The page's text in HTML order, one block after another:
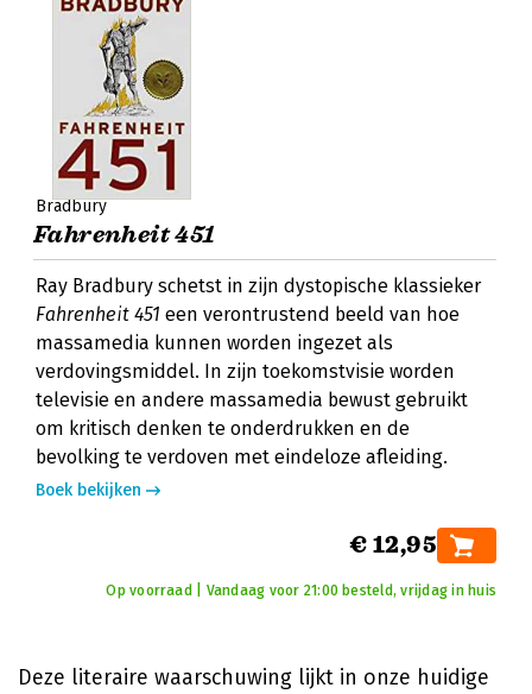
Bradbury
Fahrenheit 451
Ray Bradbury schetst in zijn dystopische klassieker
Fahrenheit 451 een verontrustend beeld van hoe
massamedia kunnen worden ingezet als
verdovingsmiddel. In zijn toekomstvisie worden
televisie en andere massamedia bewust gebruikt
om kritisch denken te onderdrukken en de
bevolking te verdoven met eindeloze afleiding.
Boek bekijken
€ 12,95
Op voorraad | Vandaag voor 21:00 besteld, vrijdag in huis
Deze literaire waarschuwing lijkt in onze huidige